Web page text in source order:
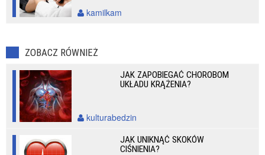
kamilkam
ZOBACZ RÓWNIEŻ
JAK ZAPOBIEGAĆ CHOROBOM
UKŁADU KRĄŻENIA?
kulturabedzin
JAK UNIKNĄĆ SKOKÓW
CIŚNIENIA?